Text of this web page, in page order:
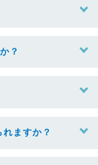
？
ますか？